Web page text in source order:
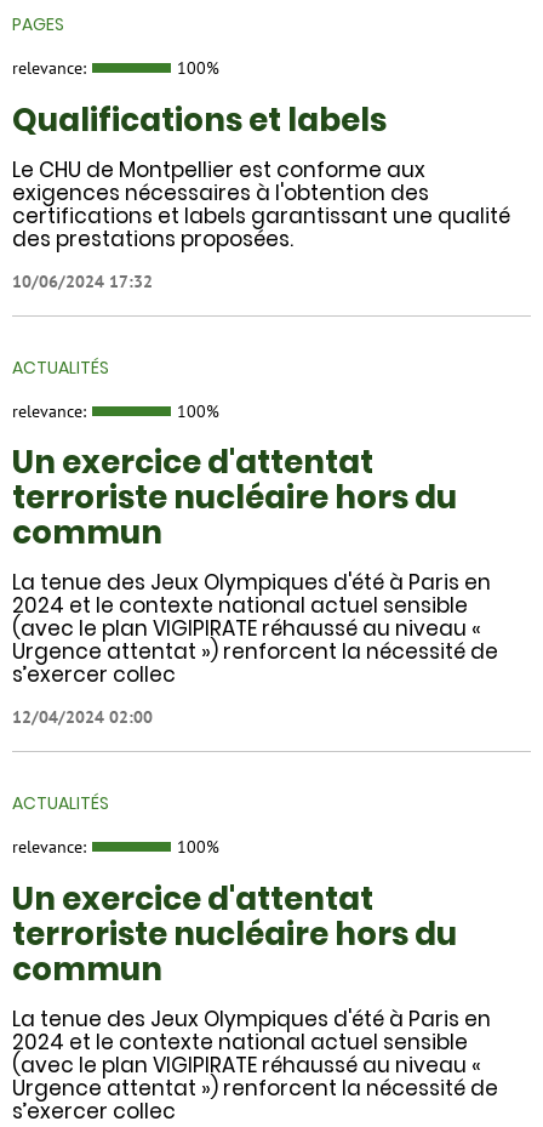
PAGES
relevance: 100%
Qualifications et labels
Le CHU de Montpellier est conforme aux
exigences nécessaires à l'obtention des
certifications et labels garantissant une qualité
des prestations proposées.
10/06/2024 17:32
ACTUALITÉS
relevance: 100%
Un exercice d'attentat
terroriste nucléaire hors du
commun
La tenue des Jeux Olympiques d'été à Paris en
2024 et le contexte national actuel sensible
(avec le plan VIGIPIRATE réhaussé au niveau «
Urgence attentat ») renforcent la nécessité de
s’exercer collec
12/04/2024 02:00
ACTUALITÉS
relevance: 100%
Un exercice d'attentat
terroriste nucléaire hors du
commun
La tenue des Jeux Olympiques d'été à Paris en
2024 et le contexte national actuel sensible
(avec le plan VIGIPIRATE réhaussé au niveau «
Urgence attentat ») renforcent la nécessité de
s’exercer collec